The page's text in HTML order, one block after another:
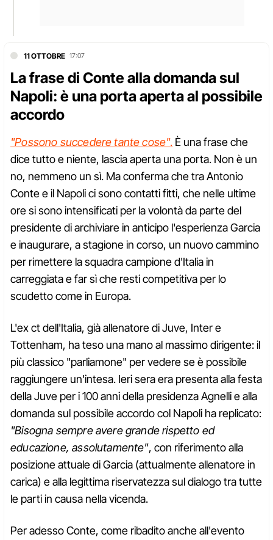
11 OTTOBRE 17:07
La frase di Conte alla domanda sul
Napoli: è una porta aperta al possibile
accordo
"Possono succedere tante cose". È una frase che
dice tutto e niente, lascia aperta una porta. Non è un
no, nemmeno un sì. Ma conferma che tra Antonio
Conte e il Napoli ci sono contatti fitti, che nelle ultime
ore si sono intensificati per la volontà da parte del
presidente di archiviare in anticipo l'esperienza Garcia
e inaugurare, a stagione in corso, un nuovo cammino
per rimettere la squadra campione d'Italia in
carreggiata e far sì che resti competitiva per lo
scudetto come in Europa.
L'ex ct dell'Italia, già allenatore di Juve, Inter e
Tottenham, ha teso una mano al massimo dirigente: il
più classico "parliamone" per vedere se è possibile
raggiungere un'intesa. Ieri sera era presenta alla festa
della Juve per i 100 anni della presidenza Agnelli e alla
domanda sul possibile accordo col Napoli ha replicato:
"Bisogna sempre avere grande rispetto ed
educazione, assolutamente", con riferimento alla
posizione attuale di Garcia (attualmente allenatore in
carica) e alla legittima riservatezza sul dialogo tra tutte
le parti in causa nella vicenda.
Per adesso Conte, come ribadito anche all'evento